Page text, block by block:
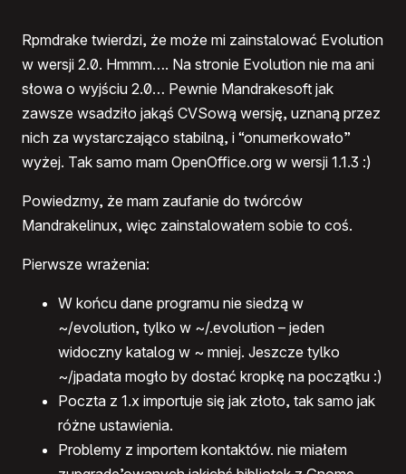
Rpmdrake twierdzi, że może mi zainstalować Evolution
w wersji 2.0. Hmmm…. Na stronie Evolution nie ma ani
słowa o wyjściu 2.0… Pewnie Mandrakesoft jak
zawsze wsadziło jakąś CVSową wersję, uznaną przez
nich za wystarczająco stabilną, i “onumerkowało”
wyżej. Tak samo mam OpenOffice.org w wersji 1.1.3 :)
Powiedzmy, że mam zaufanie do twórców
Mandrakelinux, więc zainstalowałem sobie to coś.
Pierwsze wrażenia:
W końcu dane programu nie siedzą w
~/evolution, tylko w ~/.evolution – jeden
widoczny katalog w ~ mniej. Jeszcze tylko
~/jpadata mogło by dostać kropkę na początku :)
Poczta z 1.x importuje się jak złoto, tak samo jak
różne ustawienia.
Problemy z importem kontaktów. nie miałem